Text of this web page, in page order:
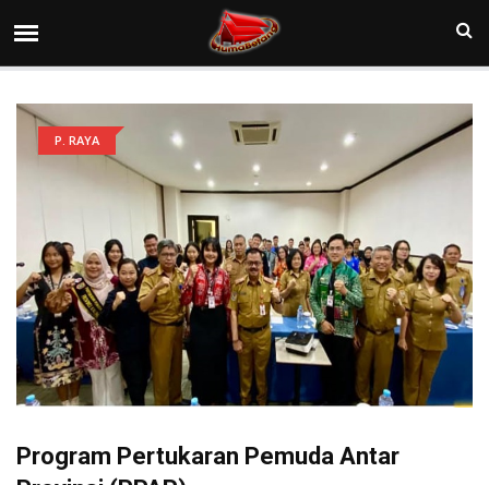
P. RAYA
Program Pertukaran Pemuda Antar